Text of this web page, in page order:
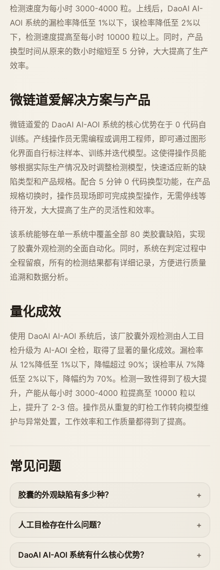
检测速度为每小时 3000-4000 粒。上线后，DaoAI AI-
AOI 系统的漏检率降低至 1%以下，误检率降低至 2%以
下，检测速度提高至每小时 10000 粒以上。同时，产品
换型时间从原来的数小时缩短至 5 分钟，大大提高了生产
效率。
微链道爱解决方案与产品
微链道爱的 DaoAI AI-AOI 系统的核心优势在于 0 代码自
训练。产线操作员无需编程或调用工程师，即可通过图形
化界面自行标注样本、训练并迭代模型。这使得操作员能
够根据实际生产情况及时调整检测模型，快速适应新的缺
陷类型和产品规格。配合 5 分钟 0 代码换型功能，在产品
规格切换时，操作员现场即可完成换型操作，无需停线等
待开发，大大提高了生产的灵活性和效率。
该系统能够在单一系统中覆盖全部 80 类胶囊缺陷，实现
了胶囊外观检测的全面自动化。同时，系统在判定过程中
全程留痕，所有的检测结果都有详细记录，方便进行质量
追溯和数据分析。
量化成效
使用 DaoAI AI-AOI 系统后，该厂胶囊外观检测由人工目
检升级为 AI-AOI 全检，取得了显著的量化成效。漏检率
从 12%降低至 1%以下，降幅超过 90%；误检率从 7%降
低至 2%以下，降幅约为 70%。检测一致性得到了极大提
升，产能从每小时 3000-4000 粒提高至 10000 粒以
上，提升了 2-3 倍。操作员从重复的盯检工作转向模型维
护与异常处置，工作效率和工作质量都得到了提高。
常见问题
胶囊的外观缺陷有多少种？
人工目检存在什么问题？
DaoAI AI-AOI 系统有什么核心优势？